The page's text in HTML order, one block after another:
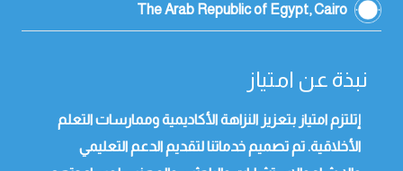
The Arab Republic of Egypt, Cairo
نبذة عن امتياز
إتلتزم امتياز بتعزيز النزاهة الأكاديمية وممارسات التعلم
الأخلاقية. تم تصميم خدماتنا لتقديم الدعم التعليمي